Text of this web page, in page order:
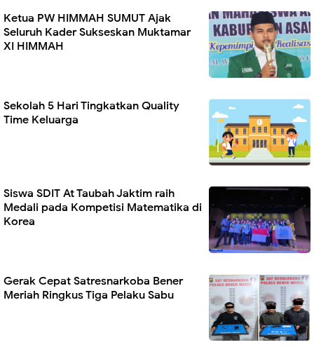
Ketua PW HIMMAH SUMUT Ajak
Seluruh Kader Sukseskan Muktamar
XI HIMMAH
Sekolah 5 Hari Tingkatkan Quality
Time Keluarga
Siswa SDIT At Taubah Jaktim raih
Medali pada Kompetisi Matematika di
Korea
Gerak Cepat Satresnarkoba Bener
Meriah Ringkus Tiga Pelaku Sabu